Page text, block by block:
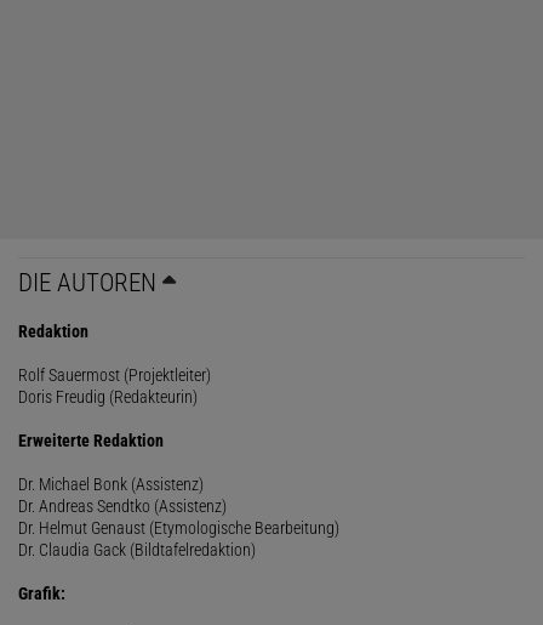
DIE AUTOREN
Redaktion
Rolf Sauermost (Projektleiter)
Doris Freudig (Redakteurin)
Erweiterte Redaktion
Dr. Michael Bonk (Assistenz)
Dr. Andreas Sendtko (Assistenz)
Dr. Helmut Genaust (Etymologische Bearbeitung)
Dr. Claudia Gack (Bildtafelredaktion)
Grafik: